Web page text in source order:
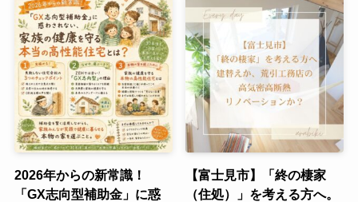
2026年からの新常識！
「GX志向型補助金」に惑
【富士見市】「終の棲家
（住処）」を考える方へ。